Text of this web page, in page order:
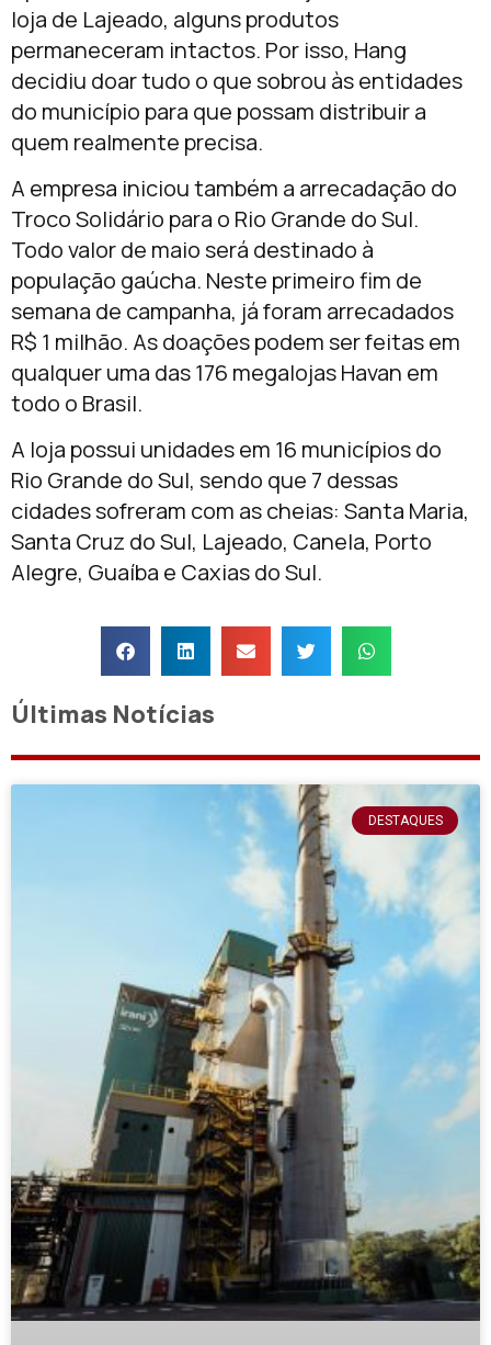
loja de Lajeado, alguns produtos
permaneceram intactos. Por isso, Hang
decidiu doar tudo o que sobrou às entidades
do município para que possam distribuir a
quem realmente precisa.
A empresa iniciou também a arrecadação do
Troco Solidário para o Rio Grande do Sul.
Todo valor de maio será destinado à
população gaúcha. Neste primeiro fim de
semana de campanha, já foram arrecadados
R$ 1 milhão. As doações podem ser feitas em
qualquer uma das 176 megalojas Havan em
todo o Brasil.
A loja possui unidades em 16 municípios do
Rio Grande do Sul, sendo que 7 dessas
cidades sofreram com as cheias: Santa Maria,
Santa Cruz do Sul, Lajeado, Canela, Porto
Alegre, Guaíba e Caxias do Sul.
Últimas Notícias
DESTAQUES